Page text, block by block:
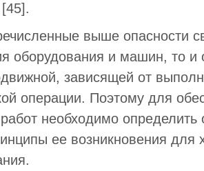
выше опасности
оборудования и машин, то и
зависящей от
операции. Поэтому для
необходимо определить
ее возникновения для